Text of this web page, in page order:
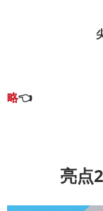
略👈
亮